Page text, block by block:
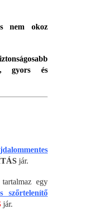
nem okoz
gyors és
jár.
egy
szőrtelenítő
jár.